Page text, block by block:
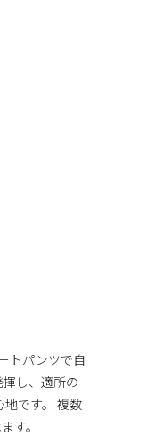
トパンツで自
し、適所の
です。 複数
す。